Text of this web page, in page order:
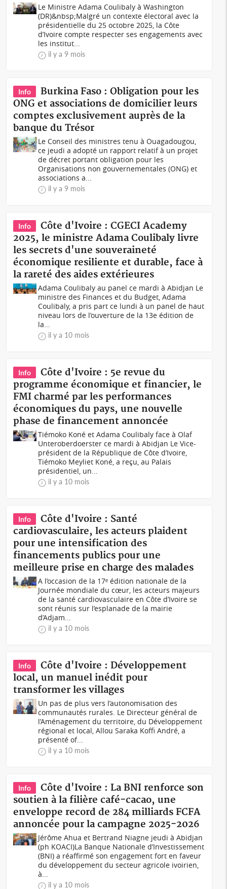
Le Ministre Adama Coulibaly à Washington
(DR)&nbsp;Malgré un contexte électoral avec la
présidentielle du 25 octobre 2025, la Côte
d’Ivoire compte respecter ses engagements avec
les institut...
il y a 9 mois
Info
Burkina Faso : Obligation pour les
ONG et associations de domicilier leurs
comptes exclusivement auprès de la
banque du Trésor
Le Conseil des ministres tenu à Ouagadougou,
ce jeudi a adopté un rapport relatif à un projet
de décret portant obligation pour les
Organisations non gouvernementales (ONG) et
associations a...
il y a 9 mois
Info
Côte d'Ivoire : CGECI Academy
2025, le ministre Adama Coulibaly livre
les secrets d'une souveraineté
économique resiliente et durable, face à
la rareté des aides extérieures
Adama Coulibaly au panel ce mardi à Abidjan Le
ministre des Finances et du Budget, Adama
Coulibaly, a pris part ce lundi à un panel de haut
niveau lors de l’ouverture de la 13e édition de
la...
il y a 10 mois
Info
Côte d'Ivoire : 5e revue du
programme économique et financier, le
FMI charmé par les performances
économiques du pays, une nouvelle
phase de financement annoncée
Tiémoko Koné et Adama Coulibaly face à Olaf
Unteroberdoerster ce mardi à Abidjan Le Vice-
président de la République de Côte d’Ivoire,
Tiémoko Meyliet Koné, a reçu, au Palais
présidentiel, un...
il y a 10 mois
Info
Côte d'Ivoire : Santé
cardiovasculaire, les acteurs plaident
pour une intensification des
financements publics pour une
meilleure prise en charge des malades
A l’occasion de la 17ᵉ édition nationale de la
Journée mondiale du cœur, les acteurs majeurs
de la santé cardiovasculaire en Côte d’Ivoire se
sont réunis sur l’esplanade de la mairie
d’Adjam...
il y a 10 mois
Info
Côte d'Ivoire : Développement
local, un manuel inédit pour
transformer les villages
Un pas de plus vers l’autonomisation des
communautés rurales. Le Directeur général de
l’Aménagement du territoire, du Développement
régional et local, Allou Saraka Koffi André, a
présenté of...
il y a 10 mois
Info
Côte d'Ivoire : La BNI renforce son
soutien à la filière café-cacao, une
enveloppe record de 284 milliards FCFA
annoncée pour la campagne 2025-2026
Jérôme Ahua et Bertrand Niagne jeudi à Abidjan
(ph KOACI)La Banque Nationale d’Investissement
(BNI) a réaffirmé son engagement fort en faveur
du développement du secteur agricole ivoirien,
à...
il y a 10 mois